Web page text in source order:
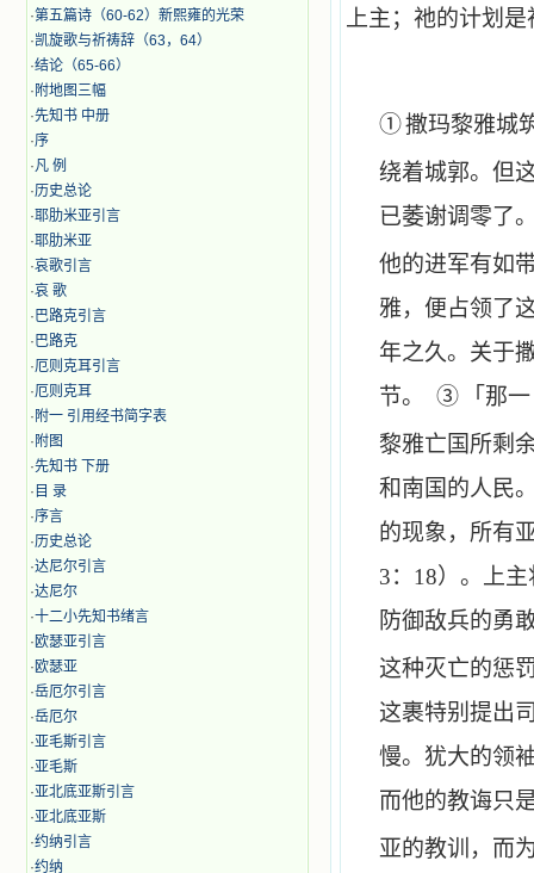
·第五篇诗（60-62）新熙雍的光荣
·凯旋歌与祈祷辞（63，64）
·结论（65-66）
· 附地图三幅
·先知书 中册
·序
·凡 例
·历史总论
·耶肋米亚引言
·耶肋米亚
·哀歌引言
·哀 歌
·巴路克引言
·巴路克
·厄则克耳引言
·厄则克耳
· 附一 引用经书简字表
· 附图
·先知书 下册
· 目 录
·序言
·历史总论
·达尼尔引言
·达尼尔
·十二小先知书绪言
·欧瑟亚引言
·欧瑟亚
·岳厄尔引言
·岳厄尔
·亚毛斯引言
·亚毛斯
·亚北底亚斯引言
·亚北底亚斯
·约纳引言
·约纳
上主；祂的计划
①撒玛黎雅城
绕着城郭。但
已萎谢调零了
他的进军有如
雅，便占领了
年之久。关于
节。
③
「那
黎雅亡国所剩
和南国的人民
的现象，所有
3： 18）。上
防御敌兵的勇
这种灭亡的惩
这裹特别提出
慢。犹大的领
而他的教诲只
亚的教训，而